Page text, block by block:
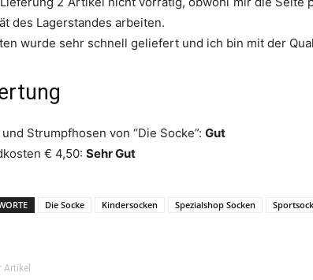
des Lagerstandes arbeiten.
wurde sehr schnell geliefert und ich bin mit der
Strumpfhosen von “Die Socke”: Gut
€ 4,50: Sehr Gut
Die Socke Kindersocken Spezialshop Socken
Artikel